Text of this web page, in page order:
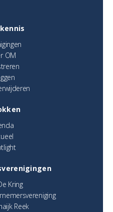
OM
Kring
Reek